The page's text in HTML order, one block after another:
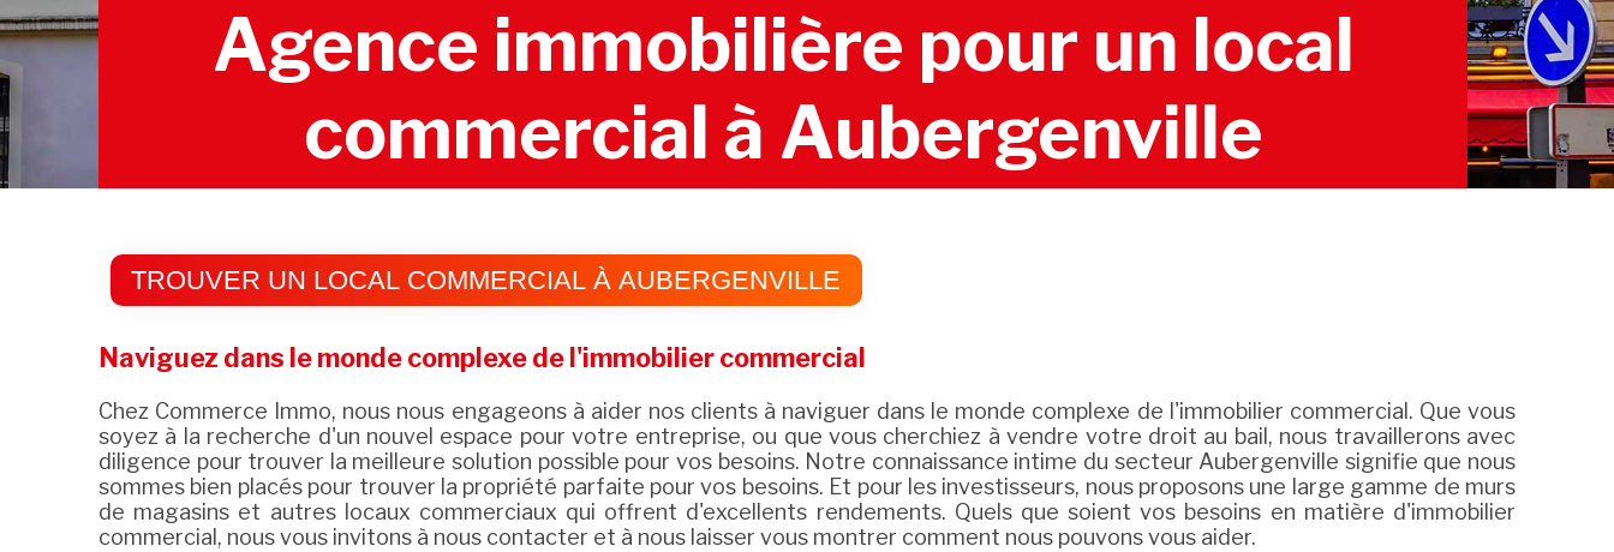
Agence immobilière pour un local
commercial à Aubergenville
TROUVER UN LOCAL COMMERCIAL À AUBERGENVILLE
Naviguez dans le monde complexe de l'immobilier commercial
Chez Commerce Immo, nous nous engageons à aider nos clients à naviguer dans le monde complexe de l'immobilier commercial. Que vous
soyez à la recherche d'un nouvel espace pour votre entreprise, ou que vous cherchiez à vendre votre droit au bail, nous travaillerons avec
diligence pour trouver la meilleure solution possible pour vos besoins. Notre connaissance intime du secteur Aubergenville signifie que nous
sommes bien placés pour trouver la propriété parfaite pour vos besoins. Et pour les investisseurs, nous proposons une large gamme de murs
de magasins et autres locaux commerciaux qui offrent d'excellents rendements. Quels que soient vos besoins en matière d'immobilier
commercial, nous vous invitons à nous contacter et à nous laisser vous montrer comment nous pouvons vous aider.